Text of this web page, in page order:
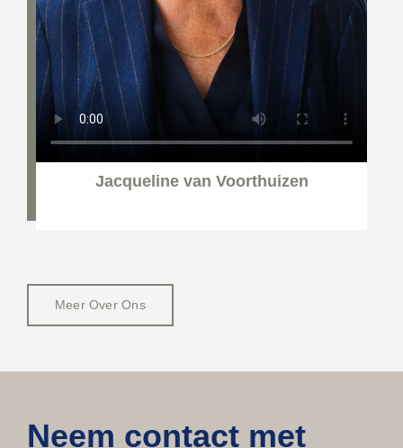
Jacqueline van Voorthuizen
Meer Over Ons
Neem contact met